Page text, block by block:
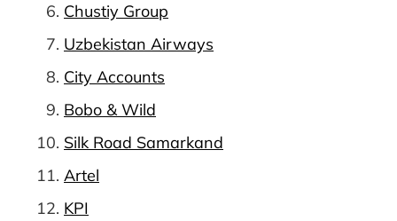
Chustiy Group
Uzbekistan Airways
City Accounts
Bobo & Wild
Silk Road Samarkand
Artel
KPI